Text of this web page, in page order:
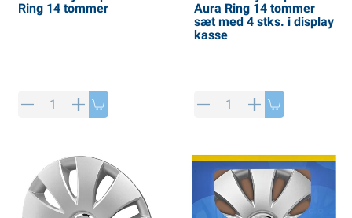
Ring 14 tommer
Aura Ring 14 tommer
sæt med 4 stks. i display
kasse